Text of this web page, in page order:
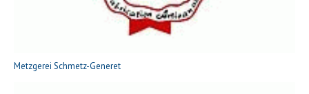
Metzgerei Schmetz-Generet